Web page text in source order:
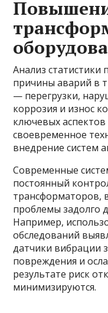
Анализ статистики
причины аварий в
— перегрузки,
коррозия и износ
ключевых
своевременное
внедрение систем
Современные
постоянный
трансформаторов,
проблемы задолго
Например,
обследований
датчики вибрации
повреждения и
результате риск
минимизируются.